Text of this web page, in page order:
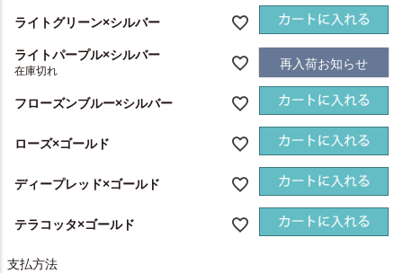
ライトグリーン×シルバー
ライトパープル×シルバー
在庫切れ
再入荷お知らせ
フローズンブルー×シルバー
ローズ×ゴールド
ディープレッド×ゴールド
テラコッタ×ゴールド
支払方法